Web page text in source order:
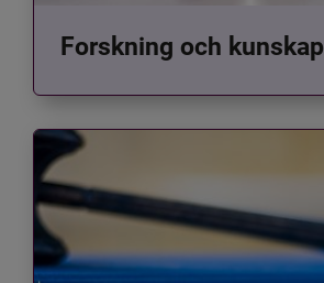
Forskning och kunskap